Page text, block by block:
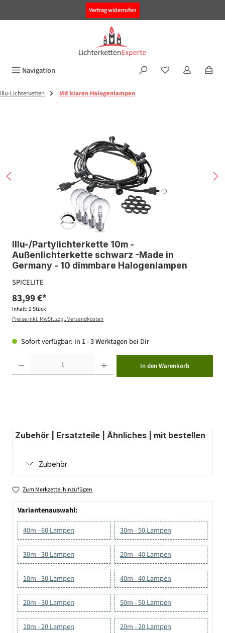
Vertrag widerrufen
Navigation
Illu-Lichterketten Mit klaren Halogenlampen
Illu-/Partylichterkette 10m -
Außenlichterkette schwarz -Made in
Germany - 10 dimmbare Halogenlampen
SPICELITE
83,99 €*
Inhalt: 1 Stück
Preise inkl. MwSt. zzgl. Versandkosten
Sofort verfügbar: In 1 - 3 Werktagen bei Dir
In den Warenkorb
Zubehör | Ersatzteile | Ähnliches | mit bestellen
Zubehör
Zum Merkzettel hinzufügen
Variantenauswahl:
40m - 60 Lampen
30m - 50 Lampen
30m - 30 Lampen 20m - 40 Lampen
10m - 30 Lampen 40m - 40 Lampen
20m - 30 Lampen 50m - 50 Lampen
10m - 20 Lampen 20m - 20 Lampen